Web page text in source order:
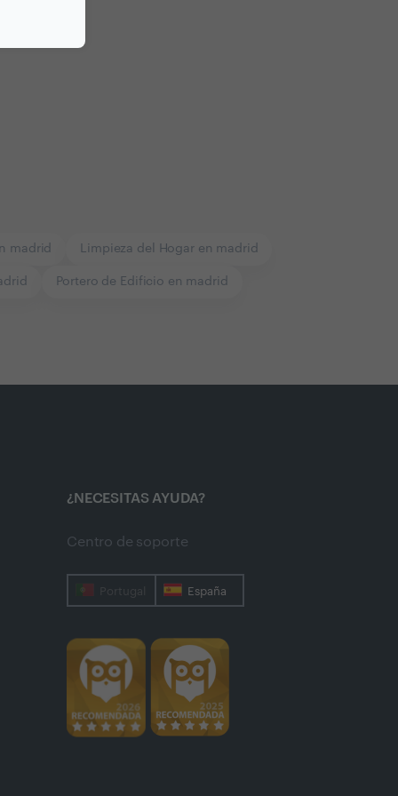
madrid Limpieza del Hogar en madrid
Portero de Edificio en madrid
¿NECESITAS AYUDA?
Centro de soporte
Portugal España